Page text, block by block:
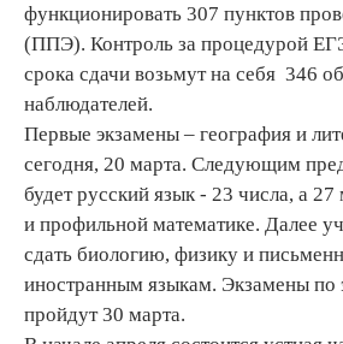
функционировать 307 пунктов
(ППЭ). Контроль за процедурой
срока сдачи возьмут на себя 346
наблюдателей.
Первые экзамены – география и
сегодня, 20 марта. Следующим
будет русский язык - 23 числа, а
и профильной математике. Далее
сдать биологию, физику и
иностранным языкам. Экзамены по
пройдут 30 марта.